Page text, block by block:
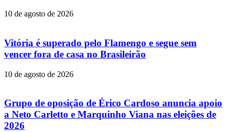
10 de agosto de 2026
Vitória é superado pelo Flamengo e segue sem
vencer fora de casa no Brasileirão
10 de agosto de 2026
Grupo de oposição de Érico Cardoso anuncia apoio
a Neto Carletto e Marquinho Viana nas eleições de
2026